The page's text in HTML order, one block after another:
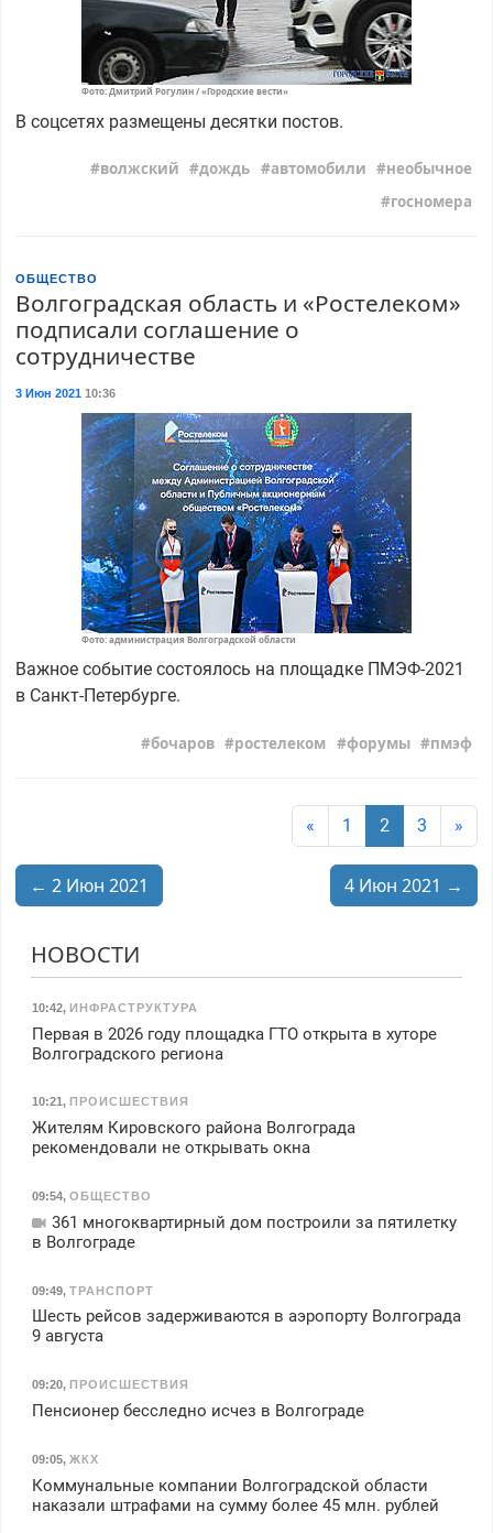
Фото: Дмитрий Рогулин / «Городские вести»
В соцсетях размещены десятки постов.
волжский дождь автомобили
необычное
госномера
ОБЩЕСТВО
Волгоградская область и «Ростелеком»
подписали соглашение о
сотрудничестве
3 Июн 202110:36
Фото: администрация Волгоградской области
Важное событие состоялось на площадке ПМЭФ-2021
в Санкт-Петербурге.
бочаров ростелеком форумы пмэф
« 1 2 3 »
← 2 Июн 2021 4 Июн 2021 →
НОВОСТИ
10:42, ИНФРАСТРУКТУРА
Первая в 2026 году площадка ГТО открыта в хуторе
Волгоградского региона
10:21 , ПРОИСШЕСТВИЯ
Жителям Кировского района Волгограда
рекомендовали не открывать окна
09:54, ОБЩЕСТВО
361 многоквартирный дом построили за пятилетку
в Волгограде
09:49, ТРАНСПОРТ
Шесть рейсов задерживаются в аэропорту Волгограда
9 августа
09:20, ПРОИСШЕСТВИЯ
Пенсионер бесследно исчез в Волгограде
09:05, ЖКХ
Коммунальные компании Волгоградской области
наказали штрафами на сумму более 45 млн. рублей